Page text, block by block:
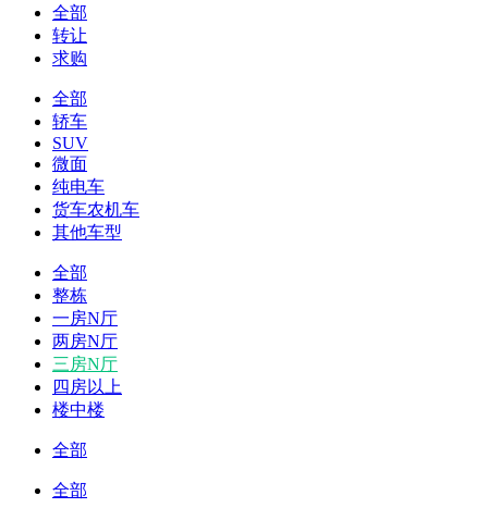
全部
转让
求购
全部
轿车
SUV
微面
纯电车
货车农机车
其他车型
全部
整栋
一房N厅
两房N厅
三房N厅
四房以上
楼中楼
全部
全部